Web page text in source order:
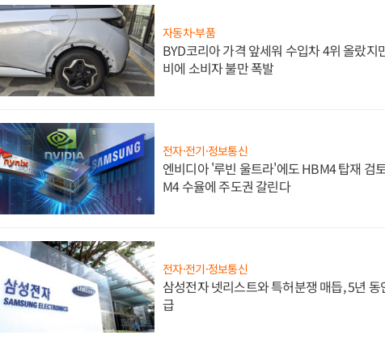
자동차·부품
BYD코리아 가격 앞세워 수입차 4위 올랐지
비에 소비자 불만 폭발
전자·전기·정보통신
엔비디아 '루빈 울트라'에도 HBM4 탑재 검
M4 수율에 주도권 갈린다
전자·전기·정보통신
삼성전자 넷리스트와 특허분쟁 매듭, 5년
급